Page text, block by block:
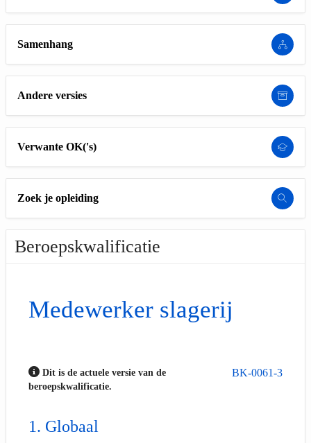
Samenhang
Andere versies
Verwante OK('s)
Zoek je opleiding
Beroepskwalificatie
Medewerker slagerij
BK-0061-3
Dit is de actuele versie van de
beroepskwalificatie.
Globaal